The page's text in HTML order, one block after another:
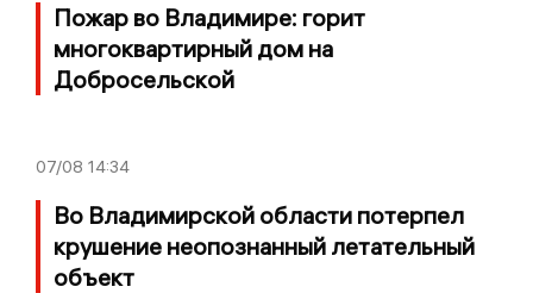
Пожар во Владимире: горит
многоквартирный дом на
Добросельской
07/08 14:34
Во Владимирской области потерпел
крушение неопознанный летательный
объект